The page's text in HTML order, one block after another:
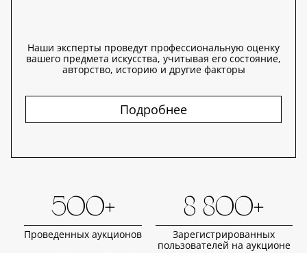
Наши эксперты проведут профессиональную оценку
вашего предмета искусства, учитывая его состояние,
авторство, историю и другие факторы
Подробнее
500+
Проведенных аукционов
8 800+
Зарегистрированных
пользователей на аукционе